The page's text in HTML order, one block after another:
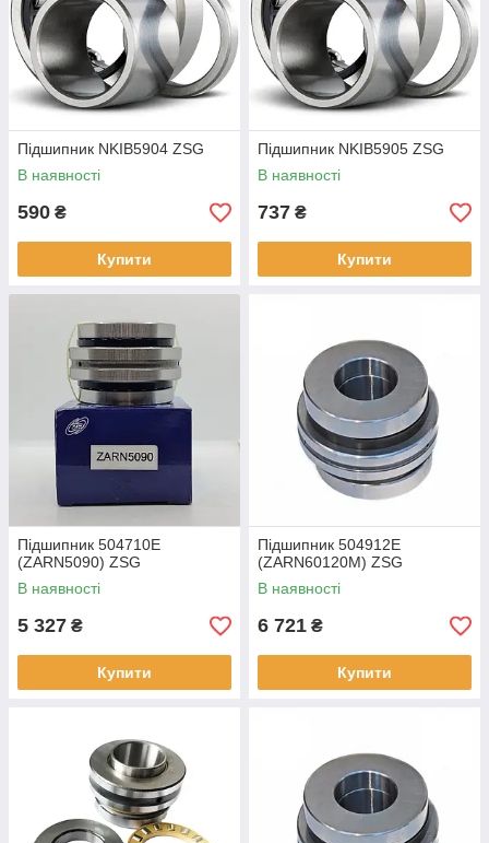
Підшипник NKIB5904 ZSG
В наявності
590 ₴
Купити
Підшипник NKIB5905 ZSG
В наявності
737 ₴
Купити
Підшипник 504710E
(ZARN5090) ZSG
В наявності
5 327 ₴
Купити
Підшипник 504912Е
(ZARN60120М) ZSG
В наявності
6 721 ₴
Купити